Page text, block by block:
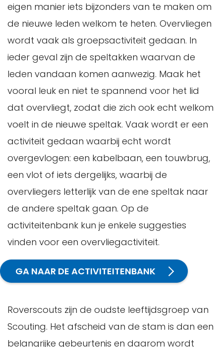
eigen manier iets bijzonders van te maken om
de nieuwe leden welkom te heten. Overvliegen
wordt vaak als groepsactiviteit gedaan. In
ieder geval zijn de speltakken waarvan de
leden vandaan komen aanwezig. Maak het
vooral leuk en niet te spannend voor het lid
dat overvliegt, zodat die zich ook echt welkom
voelt in de nieuwe speltak. Vaak wordt er een
activiteit gedaan waarbij echt wordt
overgevlogen: een kabelbaan, een touwbrug,
een vlot of iets dergelijks, waarbij de
overvliegers letterlijk van de ene speltak naar
de andere speltak gaan. Op de
activiteitenbank kun je enkele suggesties
vinden voor een overvliegactiviteit.
GA NAAR DE ACTIVITEITENBANK
Roverscouts zijn de oudste leeftijdsgroep van
Scouting. Het afscheid van de stam is dan een
belangrijke gebeurtenis en daarom wordt